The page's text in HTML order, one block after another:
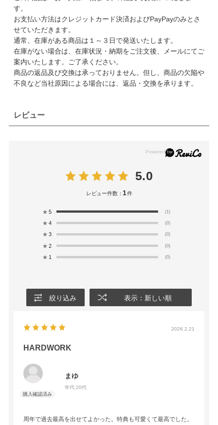
す。
お支払い方法はクレジットカード決済およびPayPayのみとさ
せていただきます。
通常、在庫がある商品は１～３日で発送いたします。
在庫がない場合は、在庫状況・納期をご注文後、メールにてご
案内いたします。ご了承ください。
商品の返品及び交換は承っておりません。但し、商品の欠陥や
不良など当社原因による場合には、返品・交換を承ります。
レビュー
5.0
レビュー件数： 1件
★ 5 (1)
★ 4 (0)
★ 3 (0)
★ 2 (0)
★ 1 (0)
絞り込み 表示：新しい順
2026.2.21
HARDWORK
まゆ
年代:20代
周年で過去最高を出せてよかった。特典も可愛くて最高でした。